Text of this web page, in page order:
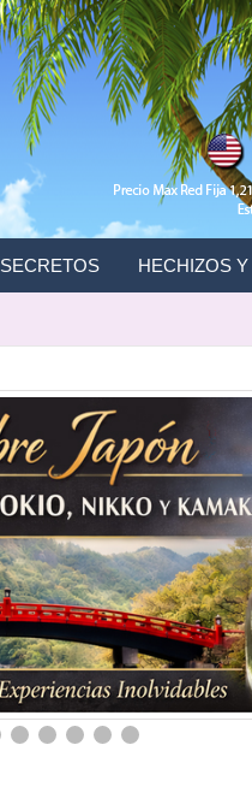
SECRETOS HECHIZOS